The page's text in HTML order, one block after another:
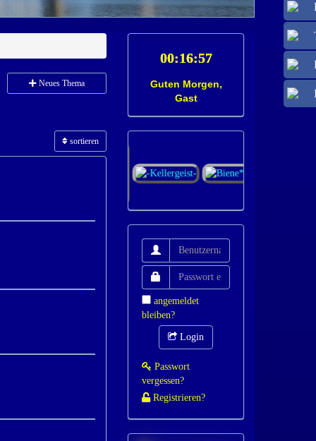
Neues Thema
sortieren
Guten Morgen,
Gast
angemeldet
bleiben?
Login
Passwort
vergessen?
Registrieren?